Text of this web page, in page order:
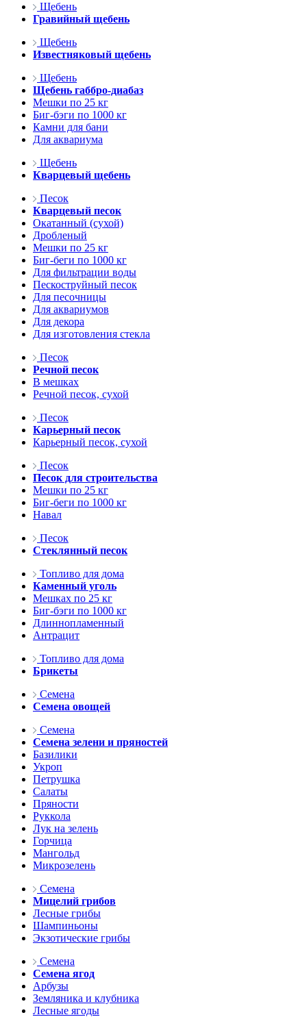
Щебень
Гравийный щебень
Щебень
Известняковый щебень
Щебень
Щебень габбро-диабаз
Мешки по 25 кг
Биг-бэги по 1000 кг
Камни для бани
Для аквариума
Щебень
Кварцевый щебень
Песок
Кварцевый песок
Окатанный (сухой)
Дробленый
Мешки по 25 кг
Биг-беги по 1000 кг
Для фильтрации воды
Пескоструйный песок
Для песочницы
Для аквариумов
Для декора
Для изготовления стекла
Песок
Речной песок
В мешках
Речной песок, сухой
Песок
Карьерный песок
Карьерный песок, сухой
Песок
Песок для строительства
Мешки по 25 кг
Биг-беги по 1000 кг
Навал
Песок
Стеклянный песок
Топливо для дома
Каменный уголь
Мешках по 25 кг
Биг-бэги по 1000 кг
Длиннопламенный
Антрацит
Топливо для дома
Брикеты
Семена
Семена овощей
Семена
Семена зелени и пряностей
Базилики
Укроп
Петрушка
Салаты
Пряности
Руккола
Лук на зелень
Горчица
Мангольд
Микрозелень
Семена
Мицелий грибов
Лесные грибы
Шампиньоны
Экзотические грибы
Семена
Семена ягод
Арбузы
Земляника и клубника
Лесные ягоды